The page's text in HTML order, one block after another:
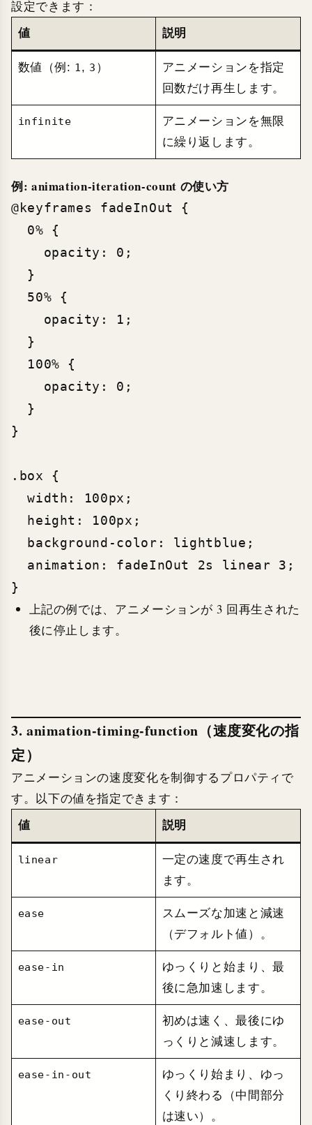
設定できます：
値 説明
数値（例: 1, 3 ）
アニメーションを指定
回数だけ再生します。
infinite
アニメーションを無限
に繰り返します。
例: animation-iteration-count の使い方
@keyframes fadeInOut {
  0% {
    opacity: 0;
  }
  50% {
    opacity: 1;
  }
  100% {
    opacity: 0;
  }
}
.box {
  width: 100px;
  height: 100px;
  background-color: lightblue;
  animation: fadeInOut 2s linear 3;
上記の例では、アニメーションが 3 回再生された
後に停止します。
3. animation-timing-function（速度変化の指
定）
アニメーションの速度変化を制御するプロパティで
す。以下の値を指定できます：
値 説明
linear
一定の速度で再生され
ます。
ease
スムーズな加速と減速
（デフォルト値）。
ease-in
ゆっくりと始まり、最
後に急加速します。
ease-out
初めは速く、最後にゆ
っくりと減速します。
ease-in-out
ゆっくり始まり、ゆっ
くり終わる（中間部分
は速い）。